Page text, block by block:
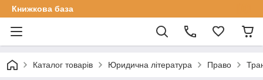
Книжкова база
Каталог товарів Юридична література Право